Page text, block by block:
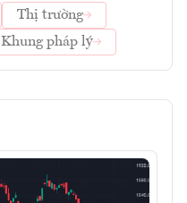
Thị trường
Khung pháp lý